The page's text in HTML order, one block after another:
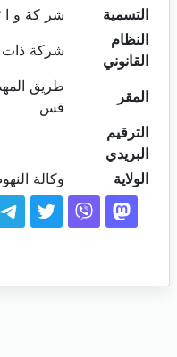
التسمية
شر كة و ا
النظام
القانوني
شركة ذات
المقر
قس
الترقيم
البريدي
الولاية
وكالة